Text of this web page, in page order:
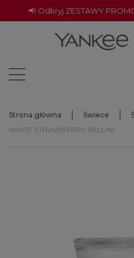
📢 Odkryj ZESTAWY
Strona główna Świece
WHITE STRAWBERRY BELLINI